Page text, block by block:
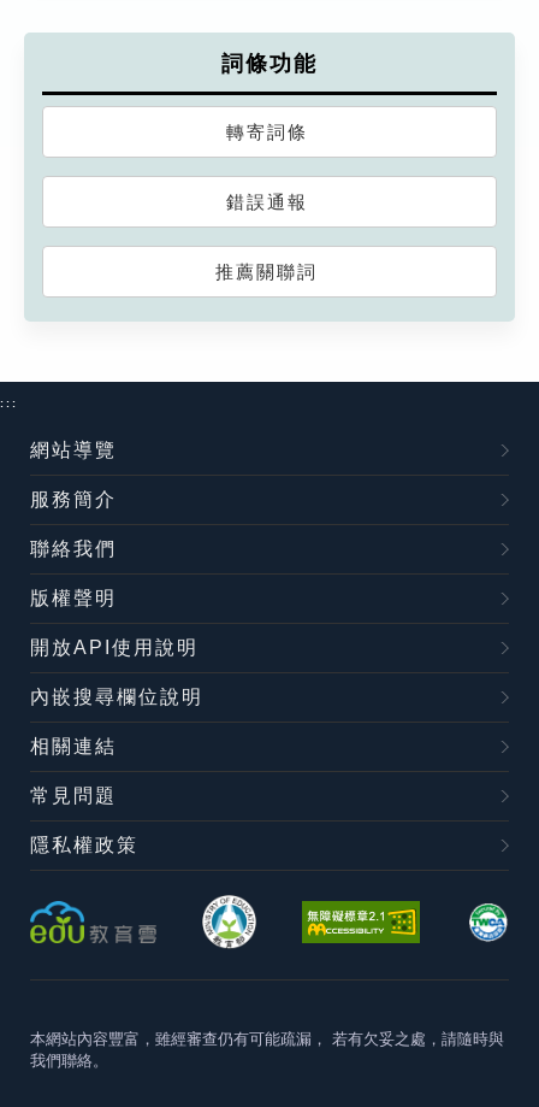
詞條功能
轉寄詞條
錯誤通報
推薦關聯詞
:::
網站導覽
服務簡介
聯絡我們
版權聲明
開放API使用說明
內嵌搜尋欄位說明
相關連結
常見問題
隱私權政策
本網站內容豐富，雖經審查仍有可能疏漏， 若有欠妥之處，請隨時與
我們聯絡。